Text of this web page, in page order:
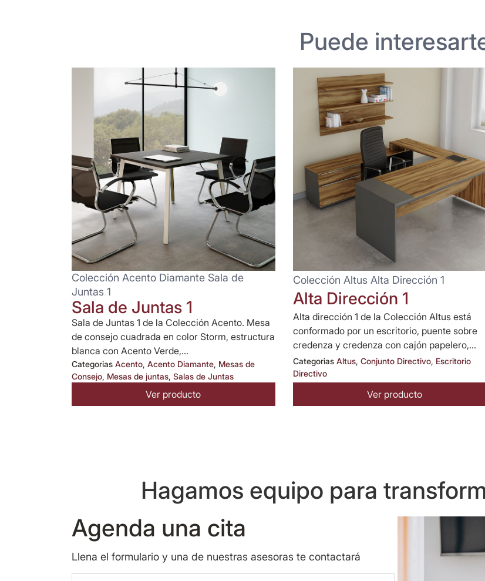
Puede
Colección Acento Diamante Sala de
Juntas 1
Sala de Juntas 1
Sala de Juntas 1 de la Colección Acento. Mesa
de consejo cuadrada en color Storm, estructura
blanca con Acento Verde,...
Categorias Acento, Acento Diamante, Mesas de
Consejo, Mesas de juntas, Salas de Juntas
Ver producto
Colección Altus Alta Dirección 1
Alta Dirección 1
Alta dirección 1 de la Colección Altus está
conformado por un escritorio, puente sobre
credenza y credenza con cajón papelero,...
Categorias Altus, Conjunto Directivo, Escritorio
Directivo
Ver producto
Hagamos equipo para
Agenda una cita
Llena el formulario y una de nuestras asesoras te contactará